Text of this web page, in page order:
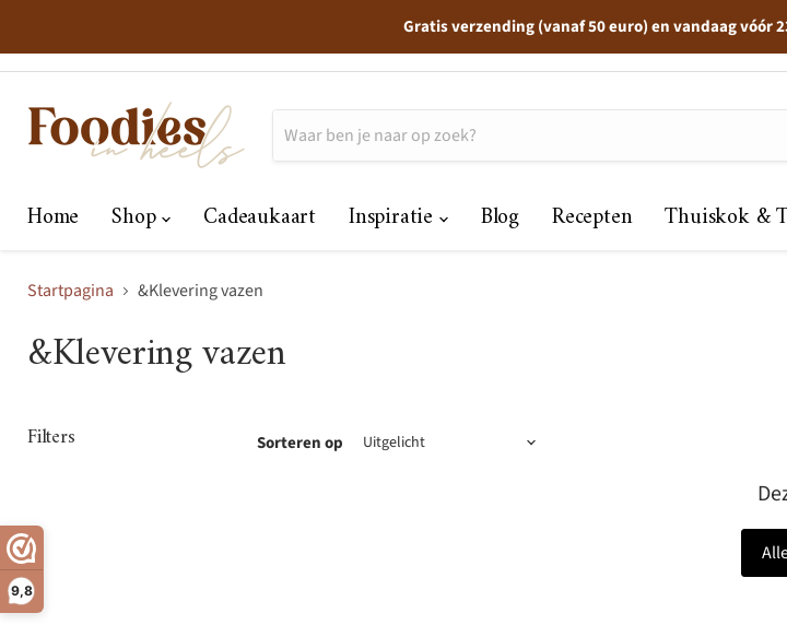
9,8
Gratis verzending (vanaf 50 euro) en vandaag vóór
Home Shop Cadeaukaart Inspiratie Blog Recepten Thuiskok &
Startpagina &Klevering vazen
&Klevering vazen
Filters Sorteren op